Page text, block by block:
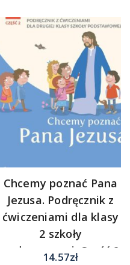
Chcemy poznać Pana
Jezusa. Podręcznik z
ćwiczeniami dla klasy
2 szkoły
podstawowej. Część 2
14.57zł